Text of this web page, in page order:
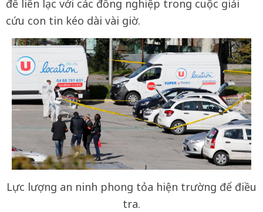
để liên lạc với các đồng nghiệp trong cuộc giải
cứu con tin kéo dài vài giờ.
Lực lượng an ninh phong tỏa hiện trường để điều
tra.